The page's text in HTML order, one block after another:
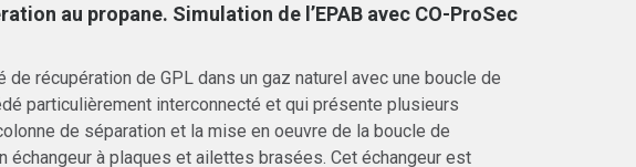
au propane. Simulation de l’EPAB avec CO-ProSec
récupération de GPL dans un gaz naturel avec une boucle de
particulièrement interconnecté et qui présente plusieurs
de séparation et la mise en oeuvre de la boucle de
échangeur à plaques et ailettes brasées. Cet échangeur est